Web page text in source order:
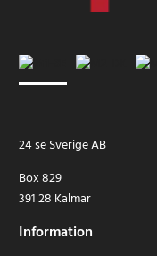
24 se Sverige AB
Box 829
391 28 Kalmar
Information